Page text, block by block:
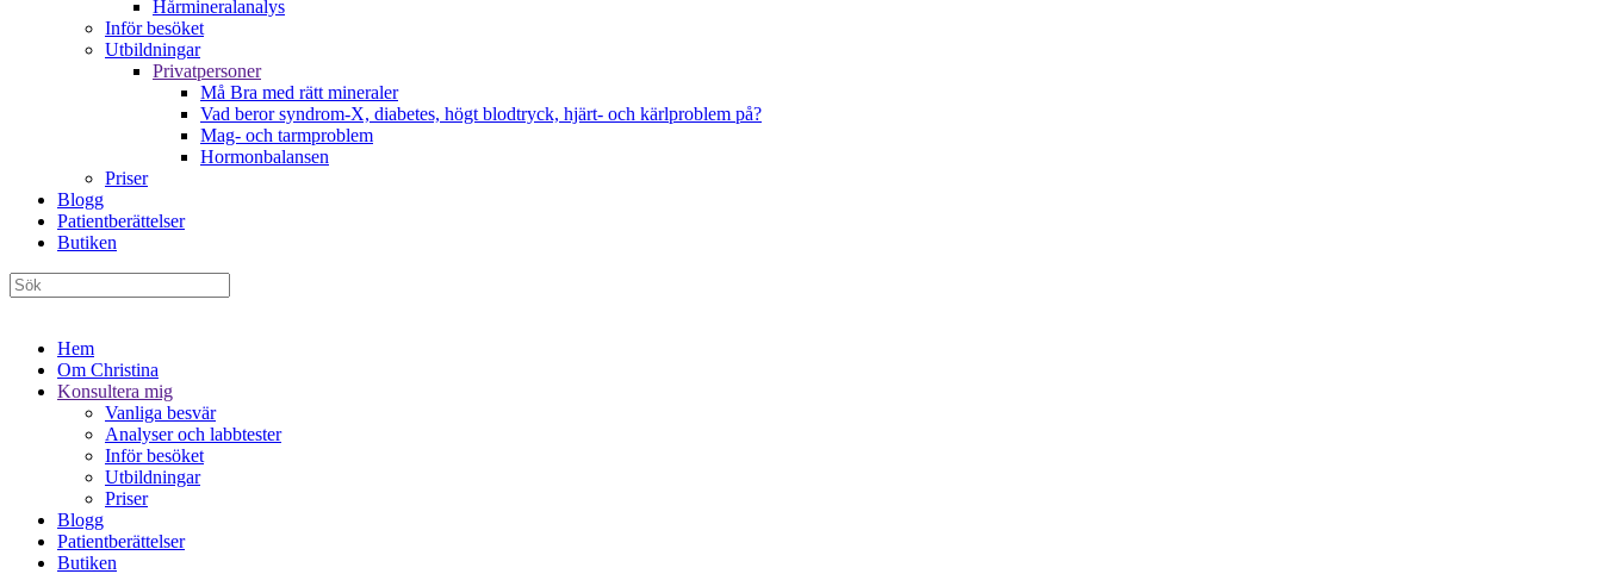
Hårmineralanalys
Inför besöket
Utbildningar
Privatpersoner
Må Bra med rätt mineraler
Vad beror syndrom-X, diabetes, högt blodtryck, hjärt- och kärlproblem på?
Mag- och tarmproblem
Hormonbalansen
Priser
Blogg
Patientberättelser
Butiken
Hem
Om Christina
Konsultera mig
Vanliga besvär
Analyser och labbtester
Inför besöket
Utbildningar
Priser
Blogg
Patientberättelser
Butiken